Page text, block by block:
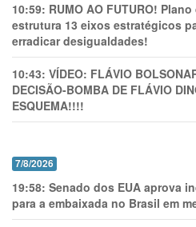
10:59: RUMO AO FUTURO!
estrutura 13 eixos estratégicos
erradicar desigualdades!
10:43: VÍDEO: FLÁVIO
DECISÃO-BOMBA DE FLÁVIO
ESQUEMA!!!!
7/8/2026
19:58: Senado dos EUA aprova
para a embaixada no Brasil em